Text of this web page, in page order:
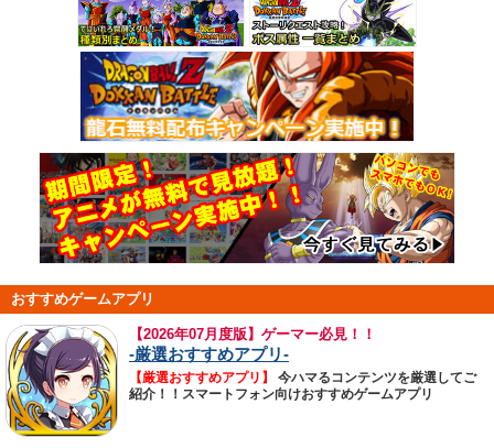
おすすめゲームアプリ
【2026年07月度版】ゲーマー必見！！
-厳選おすすめアプリ-
【厳選おすすめアプリ】
今ハマるコンテンツを厳選してご
紹介！！スマートフォン向けおすすめゲームアプリ